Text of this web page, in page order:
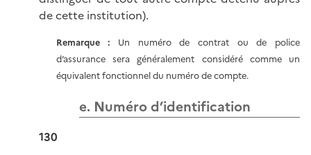
de cette institution).
Remarque : Un numéro de contrat ou de police
d’assurance sera généralement considéré comme un
équivalent fonctionnel du numéro de compte.
e. Numéro d’identification
130